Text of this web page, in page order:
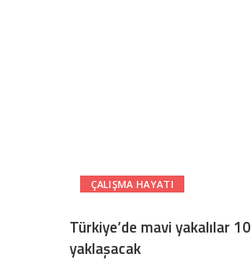
ÇALIŞMA HAYATI
Türkiye’de mavi yakalılar
yaklaşacak